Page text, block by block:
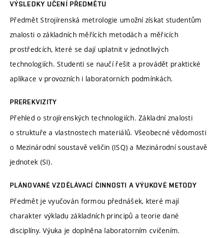
VÝSLEDKY UČENÍ PŘEDMĚTU
Předmět Strojírenská metrologie umožní získat studentům
znalosti o základních měřících metodách a měřicích
prostředcích, které se dají uplatnit v jednotlivých
technologiích. Studenti se naučí řešit a provádět praktické
aplikace v provozních i laboratorních podmínkách.
PREREKVIZITY
Přehled o strojírenských technologiích. Základní znalosti
o struktuře a vlastnostech materiálů. Všeobecné vědomosti
o Mezinárodní soustavě veličin (ISQ) a Mezinárodní soustavě
jednotek (SI).
PLÁNOVANÉ VZDĚLÁVACÍ ČINNOSTI A VÝUKOVÉ METODY
Předmět je vyučován formou přednášek, které mají
charakter výkladu základních principů a teorie dané
disciplíny. Výuka je doplněna laboratorním cvičením.